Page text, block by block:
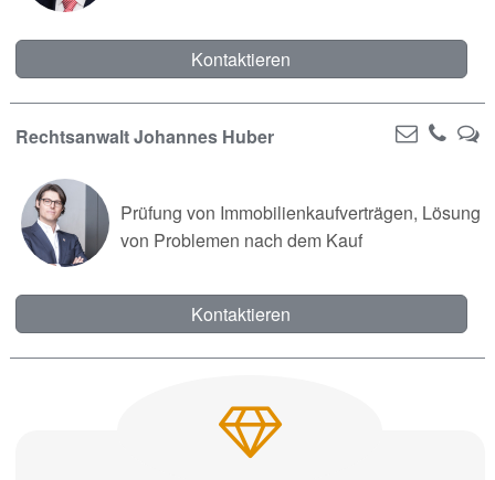
Kontaktieren
Rechtsanwalt Johannes Huber
Prüfung von Immobilienkaufverträgen, Lösung
von Problemen nach dem Kauf
Kontaktieren